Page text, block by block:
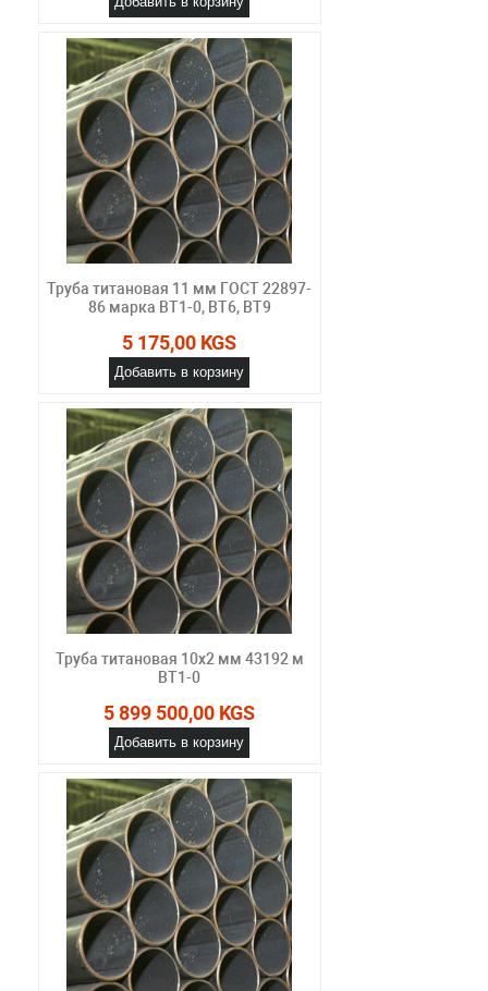
Труба титановая 11 мм ГОСТ 22897-
86 марка ВТ1-0, ВТ6, ВТ9
5 175,00 KGS
Добавить в корзину
Труба титановая 10х2 мм 43192 м
ВТ1-0
5 899 500,00 KGS
Добавить в корзину